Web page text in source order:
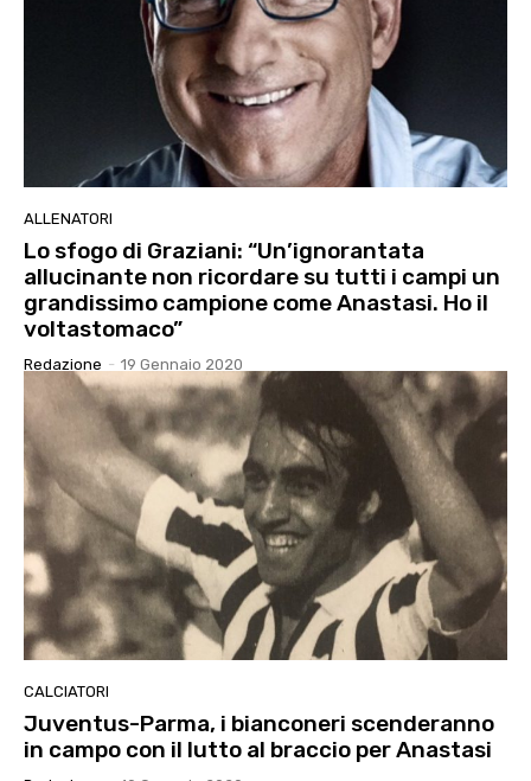
ALLENATORI
Lo sfogo di Graziani: “Un’ignorantata
allucinante non ricordare su tutti i campi un
grandissimo campione come Anastasi. Ho il
voltastomaco”
Redazione - 19 Gennaio 2020
CALCIATORI
Juventus-Parma, i bianconeri scenderanno
in campo con il lutto al braccio per Anastasi